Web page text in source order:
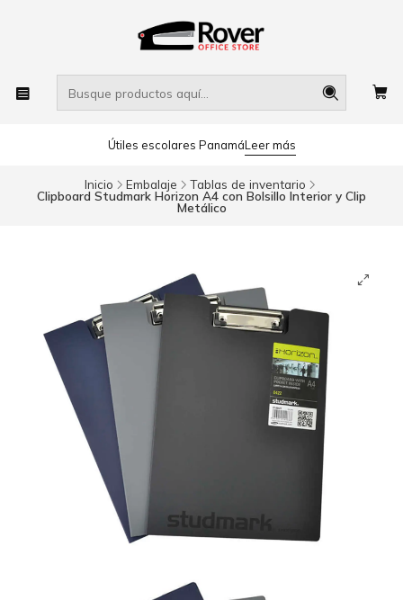
Útiles escolares PanamáLeer más
Inicio Embalaje Tablas de inventario
Clipboard Studmark Horizon A4 con Bolsillo Interior y Clip
Metálico